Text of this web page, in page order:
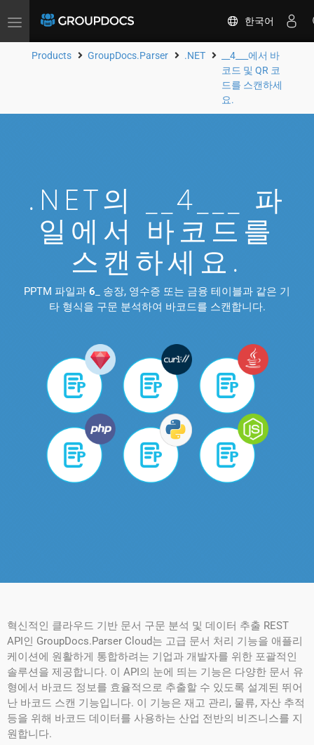
Toggle
한국어
Products GroupDocs.Parser .NET
__4___에서 바
코드 및 QR 코
드를 스캔하세
요.
.NET의 __4___ 파
일에서 바코드를
스캔하세요.
PPTM 파일과 6 _ 송장, 영수증 또는 금융 테이블과 같은 기
타 형식을 구문 분석하여 바코드를 스캔합니다.
혁신적인 클라우드 기반 문서 구문 분석 및 데이터 추출 REST
API인 GroupDocs.Parser Cloud는 고급 문서 처리 기능을 애플리
케이션에 원활하게 통합하려는 기업과 개발자를 위한 포괄적인
솔루션을 제공합니다. 이 API의 눈에 띄는 기능은 다양한 문서 유
형에서 바코드 정보를 효율적으로 추출할 수 있도록 설계된 뛰어
난 바코드 스캔 기능입니다. 이 기능은 재고 관리, 물류, 자산 추적
등을 위해 바코드 데이터를 사용하는 산업 전반의 비즈니스를 지
원합니다.